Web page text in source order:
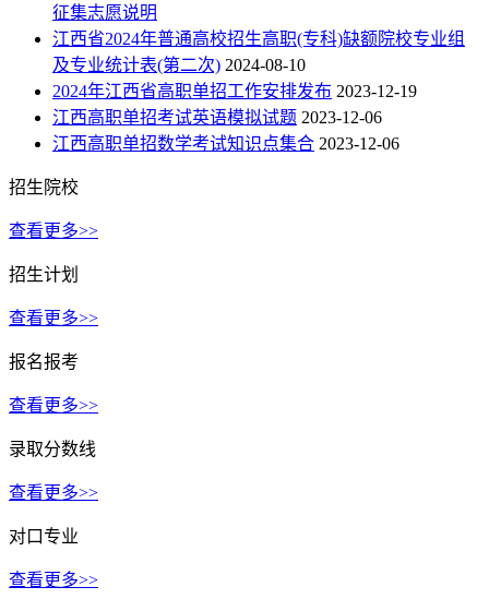
征集志愿说明
江西省2024年普通高校招生高职(专科)缺额院校专业组
及专业统计表(第二次) 2024-08-10
2024年江西省高职单招工作安排发布 2023-12-19
江西高职单招考试英语模拟试题 2023-12-06
江西高职单招数学考试知识点集合 2023-12-06
招生院校
查看更多>>
招生计划
查看更多>>
报名报考
查看更多>>
录取分数线
查看更多>>
对口专业
查看更多>>